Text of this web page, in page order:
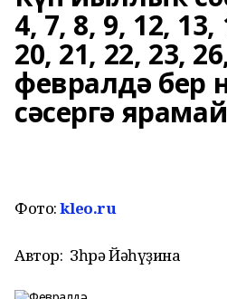
4, 7, 8, 9, 12, 13,
20, 21, 22, 23,
февралдә бер
сәсергә
Фото:kleo.ru
Автор: Зөһрә Йәһүҙина